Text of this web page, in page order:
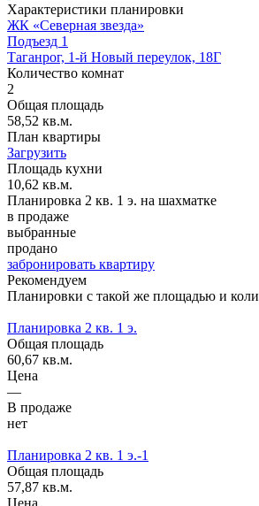
Характеристики планировки
ЖК «Северная звезда»
Подъезд 1
Таганрог, 1-й Новый переулок, 18Г
Количество комнат
2
Общая площадь
58,52 кв.м.
План квартиры
Загрузить
Площадь кухни
10,62 кв.м.
Планировка 2 кв. 1 э. на шахматке
в продаже
выбранные
продано
забронировать квартиру
Рекомендуем
Планировки с такой же площадью и
Планировка 2 кв. 1 э.
Общая площадь
60,67 кв.м.
Цена
—
В продаже
нет
Планировка 2 кв. 1 э.-1
Общая площадь
57,87 кв.м.
Цена